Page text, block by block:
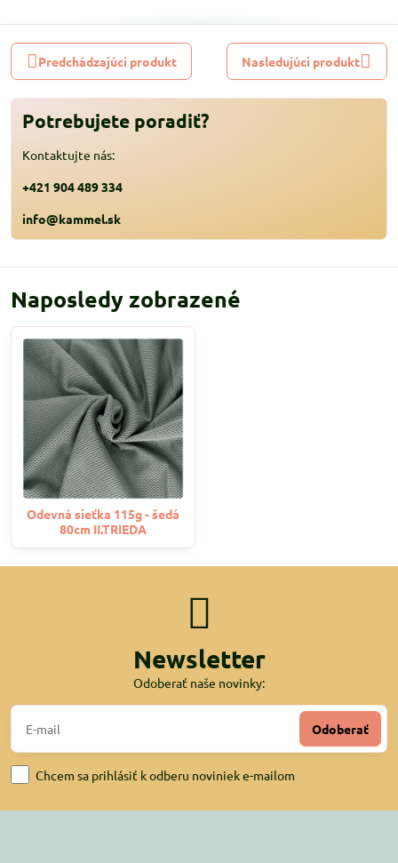
Predchádzajúci produkt Nasledujúci produkt
Potrebujete poradiť?
Kontaktujte nás:
+421 904 489 334
info@kammel.sk
Naposledy zobrazené
Odevná sieťka 115g - šedá
80cm II.TRIEDA
Newsletter
Odoberať naše novinky:
Odoberať
Chcem sa prihlásiť k odberu noviniek e-mailom